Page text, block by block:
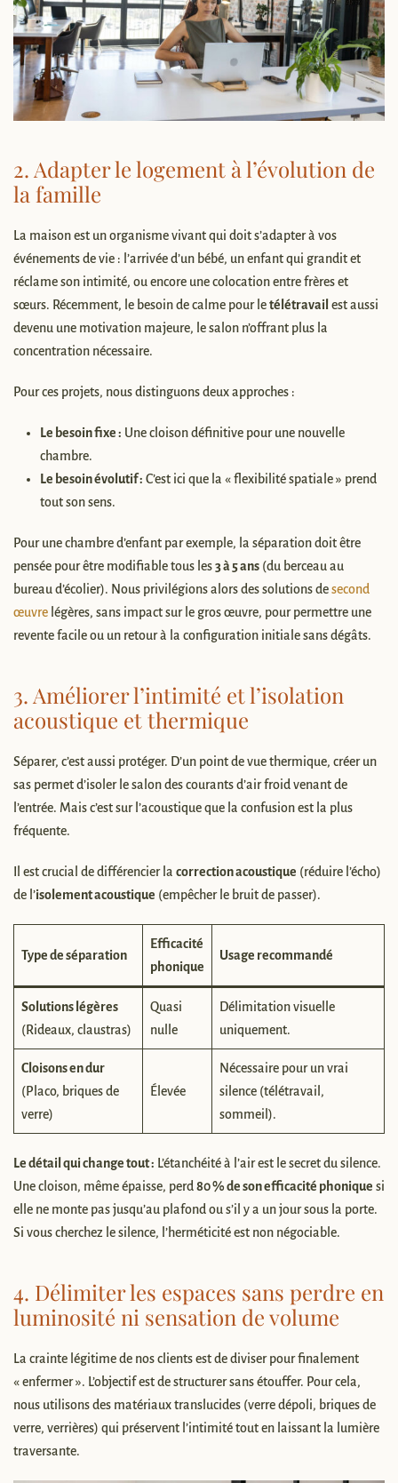
2. Adapter le logement à l’évolution de
la famille
La maison est un organisme vivant qui doit s’adapter à vos
événements de vie : l’arrivée d’un bébé, un enfant qui grandit et
réclame son intimité, ou encore une colocation entre frères et
sœurs. Récemment, le besoin de calme pour letélétravail est aussi
devenu une motivation majeure, le salon n’offrant plus la
concentration nécessaire.
Pour ces projets, nous distinguons deux approches :
Le besoin fixe : Une cloison définitive pour une nouvelle
chambre.
Le besoin évolutif : C’est ici que la « flexibilité spatiale » prend
tout son sens.
Pour une chambre d’enfant par exemple, la séparation doit être
pensée pour être modifiable tous les3 à 5 ans (du berceau au
bureau d’écolier). Nous privilégions alors des solutions desecond
œuvre légères, sans impact sur le gros œuvre, pour permettre une
revente facile ou un retour à la configuration initiale sans dégâts.
3. Améliorer l’intimité et l’isolation
acoustique et thermique
Séparer, c’est aussi protéger. D’un point de vue thermique, créer un
sas permet d’isoler le salon des courants d’air froid venant de
l’entrée. Mais c’est sur l’acoustique que la confusion est la plus
fréquente.
Il est crucial de différencier la correction acoustique (réduire l’écho)
de l’isolement acoustique (empêcher le bruit de passer).
Type de séparation
Efficacité
phonique
Usage recommandé
Solutions légères
(Rideaux, claustras)
Quasi
nulle
Délimitation visuelle
uniquement.
Cloisons en dur
(Placo, briques de
verre)
Élevée
Nécessaire pour un vrai
silence (télétravail,
sommeil).
Le détail qui change tout : L’étanchéité à l’air est le secret du silence.
Une cloison, même épaisse, perd80 % de son efficacité phonique si
elle ne monte pas jusqu’au plafond ou s’il y a un jour sous la porte.
Si vous cherchez le silence, l’herméticité est non négociable.
4. Délimiter les espaces sans perdre en
luminosité ni sensation de volume
La crainte légitime de nos clients est de diviser pour finalement
« enfermer ». L’objectif est de structurer sans étouffer. Pour cela,
nous utilisons des matériaux translucides (verre dépoli, briques de
verre, verrières) qui préservent l’intimité tout en laissant la lumière
traversante.